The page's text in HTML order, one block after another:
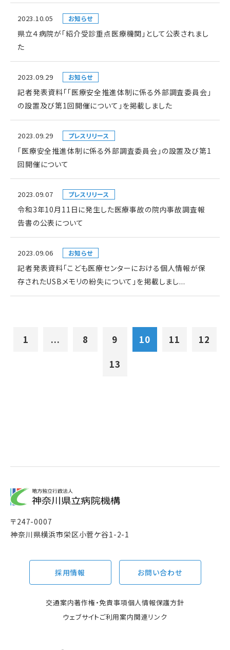
2023.10.05 お知らせ
県立４病院が「紹介受診重点医療機関」として公表されまし
た
2023.09.29 お知らせ
記者発表資料「「医療安全推進体制に係る外部調査委員会」
の設置及び第1回開催について」を掲載しました
2023.09.29 プレスリリース
「医療安全推進体制に係る外部調査委員会」の設置及び第1
回開催について
2023.09.07 プレスリリース
令和3年10月11日に発生した医療事故の院内事故調査報
告書の公表について
2023.09.06 お知らせ
記者発表資料「こども医療センターにおける個人情報が保
存されたUSBメモリの紛失について」を掲載しまし...
1 ... 8 9 10 11
12
13
〒247-0007
神奈川県横浜市栄区小菅ケ谷1-2-1
採用情報 お問い合わせ
交通案内著作権・免責事項個人情報保護方針
ウェブサイトご利用案内関連リンク